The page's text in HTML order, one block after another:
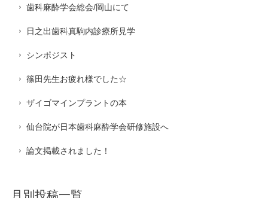
歯科麻酔学会総会/岡山にて
日之出歯科真駒内診療所見学
シンポジスト
篠田先生お疲れ様でした☆
ザイゴマインプラントの本
仙台院が日本歯科麻酔学会研修施設へ
論文掲載されました！
月別投稿一覧